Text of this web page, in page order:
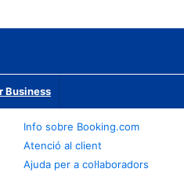
Business
Info sobre Booking.com
Atenció al client
Ajuda per a col·laboradors